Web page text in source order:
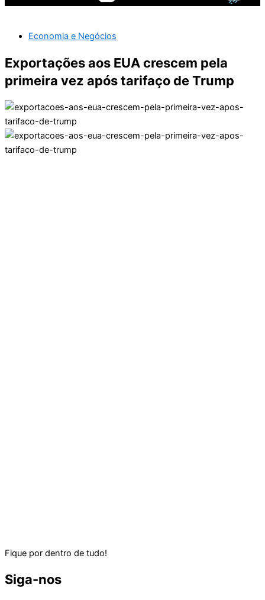
Economia e Negócios
Exportações aos EUA crescem pela
primeira vez após tarifaço de Trump
Fique por dentro de tudo!
Siga-nos